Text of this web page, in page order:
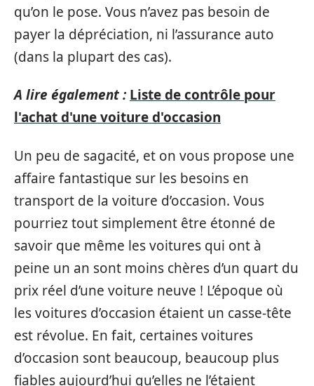
qu’on le pose. Vous n’avez pas besoin de
payer la dépréciation, ni l’assurance auto
(dans la plupart des cas).
A lire également : Liste de contrôle pour
l'achat d'une voiture d'occasion
Un peu de sagacité, et on vous propose une
affaire fantastique sur les besoins en
transport de la voiture d’occasion. Vous
pourriez tout simplement être étonné de
savoir que même les voitures qui ont à
peine un an sont moins chères d’un quart du
prix réel d’une voiture neuve ! L’époque où
les voitures d’occasion étaient un casse-tête
est révolue. En fait, certaines voitures
d’occasion sont beaucoup, beaucoup plus
fiables aujourd’hui qu’elles ne l’étaient